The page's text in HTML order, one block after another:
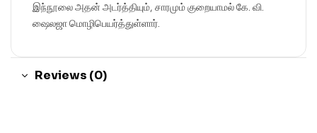
இந்நூலை அதன் அடர்த்தியும், சாரமும் குறையாமல் கே. வி.
ஷைலஜா மொழிபெயர்த்துள்ளார்.
Reviews (0)